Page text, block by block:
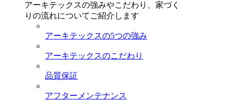
アーキテックスの強みやこだわり、家づく
りの流れについてご紹介します
アーキテックスの5つの強み
アーキテックスのこだわり
品質保証
アフターメンテナンス